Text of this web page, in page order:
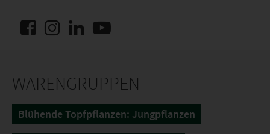
WARENGRUPPEN
Blühende Topfpflanzen: Jungpflanzen